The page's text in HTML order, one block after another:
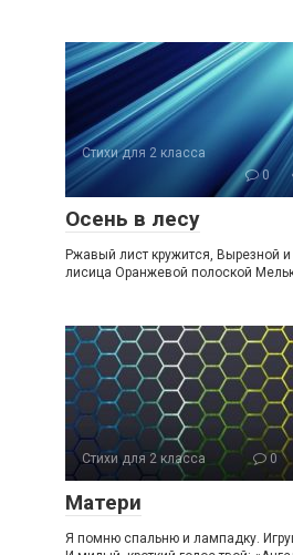
Стихи для 2 класса
0
Осень в лесу
Ржавый лист кружится, Вырезной
лисица Оранжевой полоской
Стихи для 2 класса 0
Матери
Я помню спальню и лампадку.